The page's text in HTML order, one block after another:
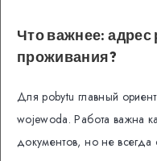
Что важнее:
проживания?
Для pobytu главный
wojewoda. Работа важна
документов, но не всегда